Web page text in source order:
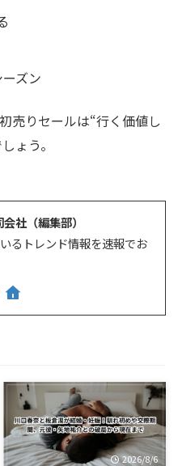
ズン
売りセールは“行く価値し
ょう。
社（編集部）
るトレンド情報を速報でお
2026/8/6